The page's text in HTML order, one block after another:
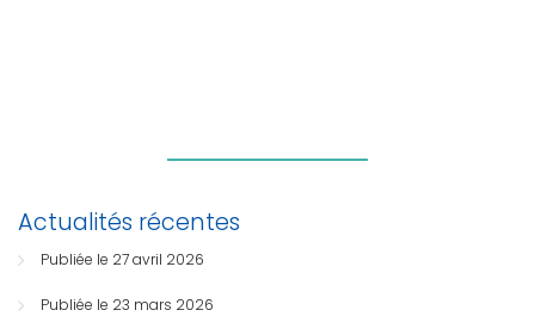
Actualités récentes
Publiée le 27 avril 2026
Publiée le 23 mars 2026